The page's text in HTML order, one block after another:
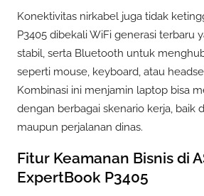
Konektivitas nirkabel juga tidak
P3405 dibekali WiFi generasi terbaru
stabil, serta Bluetooth untuk
seperti mouse, keyboard, atau
Kombinasi ini menjamin laptop bisa
dengan berbagai skenario kerja, baik
maupun perjalanan dinas.
Fitur Keamanan Bisnis di
ExpertBook P3405